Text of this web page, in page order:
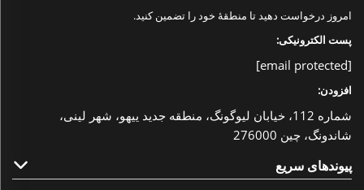
امروز درخواست دهید تا منطقهٔ خود را تضمین کنید.
پست الکترونیکی:
[email protected]
افزودن:
شماره 112، خیابان لیوگونگ، منطقه جدید ییهو، شهر لینی،
شاندونگ، چین 276000
پیوندهای سریع